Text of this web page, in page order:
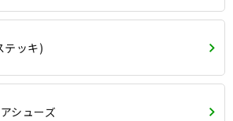
テッキ)
シューズ